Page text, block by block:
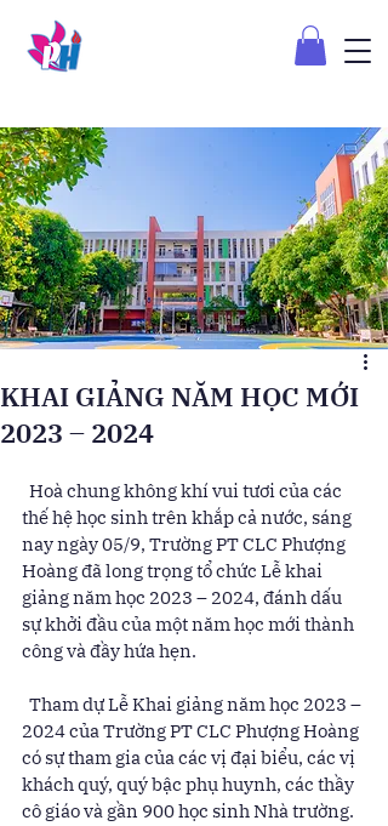
KHAI GIẢNG NĂM HỌC MỚI
2023 – 2024
thế hệ học sinh trên khắp cả nước, sáng
nay ngày 05/9, Trường PT CLC Phượng
Hoàng đã long trọng tổ chức Lễ khai
giảng năm học 2023 – 2024, đánh dấu
sự khởi đầu của một năm học mới thành
công và đầy hứa hẹn.
2024 của Trường PT CLC Phượng Hoàng
có sự tham gia của các vị đại biểu, các vị
khách quý, quý bậc phụ huynh, các thầy
cô giáo và gần 900 học sinh Nhà trường.